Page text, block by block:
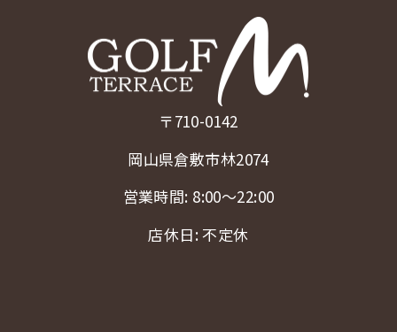
〒710-0142
岡山県倉敷市林2074
営業時間: 8:00〜22:00
店休日: 不定休